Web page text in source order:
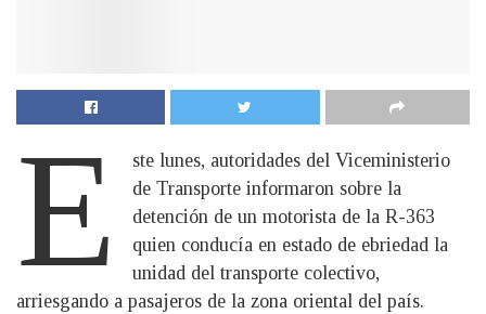
E
ste lunes, autoridades del Viceministerio
de Transporte informaron sobre la
detención de un motorista de la R-363
quien conducía en estado de ebriedad la
unidad del transporte colectivo,
arriesgando a pasajeros de la zona oriental del país.